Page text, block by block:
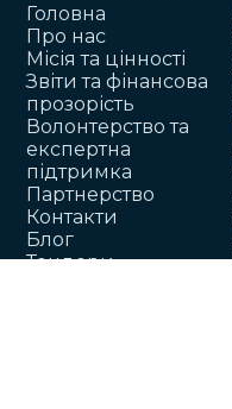
Головна
Про нас
Місія та цінності
Звіти та фінансова
прозорість
Волонтерство та
експертна
підтримка
Партнерство
Контакти
Блог
Тендери